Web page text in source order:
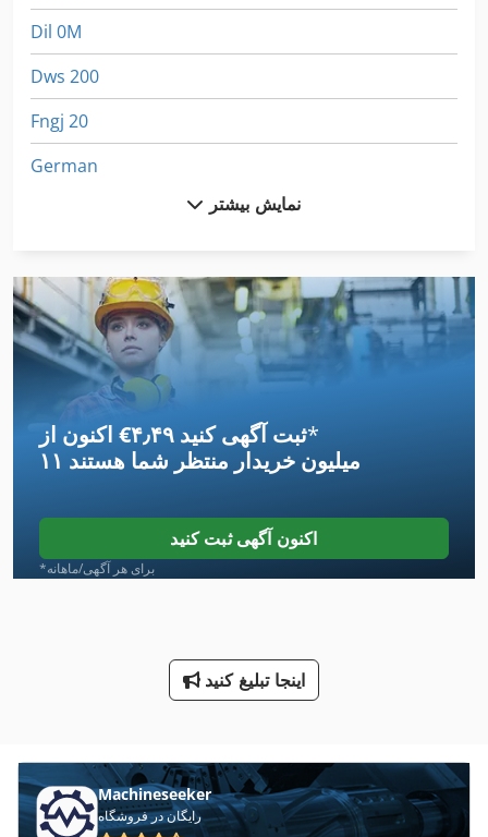
Dil 0M
Dws 200
Fngj 20
German
International 1480
International 1486
International 1586
International 1754
International 2674
International 433
International 434
International 584
International 633
Mb 322
نمایش بیشتر
اکنون از ‎€۴٫۴۹ ثبت آگهی کنید*
۱۱ میلیون خریدار منتظر شما هستند
اکنون آگهی ثبت کنید
*برای هر آگهی/ماهانه
اینجا تبلیغ کنید
Machineseeker
رایگان در فروشگاه